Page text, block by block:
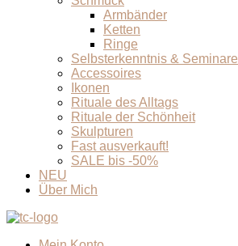
Armbänder
Ketten
Ringe
Selbsterkenntnis & Seminare
Accessoires
Ikonen
Rituale des Alltags
Rituale der Schönheit
Skulpturen
Fast ausverkauft!
SALE bis -50%
NEU
Über Mich